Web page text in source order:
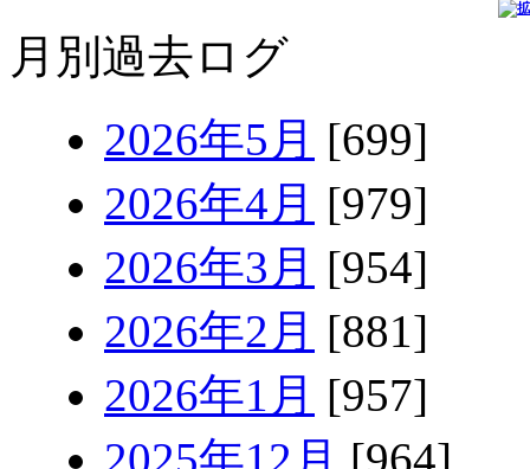
月別過去ログ
2026年5月 [699]
2026年4月 [979]
2026年3月 [954]
2026年2月 [881]
2026年1月 [957]